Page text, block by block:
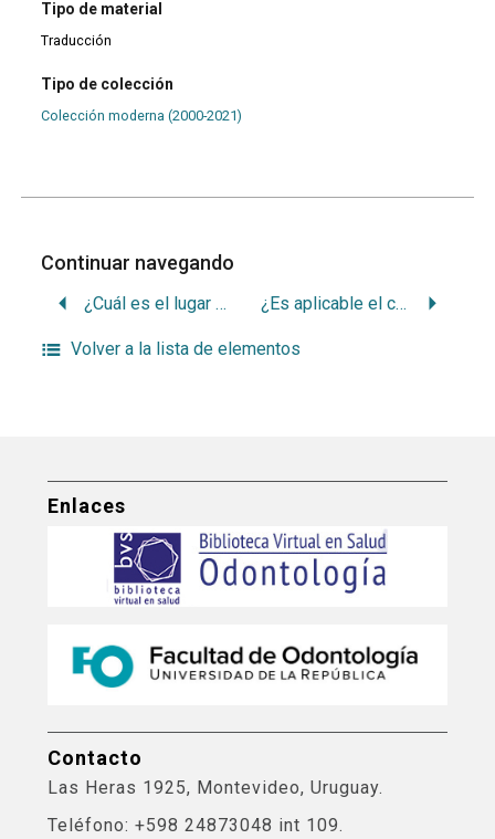
Tipo de material
Traducción
Tipo de colección
Colección moderna (2000-2021)
Continuar navegando
¿Cuál es el lugar de los padres en la consulta dental?: una situación difícil de manejar ¿Es aplicable el cefalograma de Ricketts en diferentes poblaciones?
Volver a la lista de elementos
Enlaces
Contacto
Las Heras 1925, Montevideo, Uruguay.
Teléfono: +598 24873048 int 109.